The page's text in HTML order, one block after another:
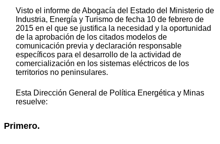
Visto el informe de Abogacía del Estado del Ministerio de
Industria, Energía y Turismo de fecha 10 de febrero de
2015 en el que se justifica la necesidad y la oportunidad
de la aprobación de los citados modelos de
comunicación previa y declaración responsable
específicos para el desarrollo de la actividad de
comercialización en los sistemas eléctricos de los
territorios no peninsulares.
Esta Dirección General de Política Energética y Minas
resuelve:
Primero.